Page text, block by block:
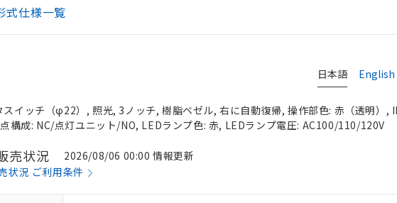
式仕様一覧
日本語 English
スイッチ（φ22）, 照光, 3ノッチ, 樹脂ベゼル, 右に自動復帰, 操作部色: 赤（透明）,
構成: NC/点灯ユニット/NO, LEDランプ色: 赤, LEDランプ電圧: AC100/110/120V
売状況
2026/08/06 00:00 情報更新
状況 ご利用条件